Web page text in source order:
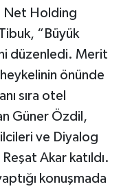
Net Holding
“Büyük
düzenledi. Merit
önünde
sıra otel
Güner Özdil,
ve Diyalog
Akar katıldı.
konuşmada